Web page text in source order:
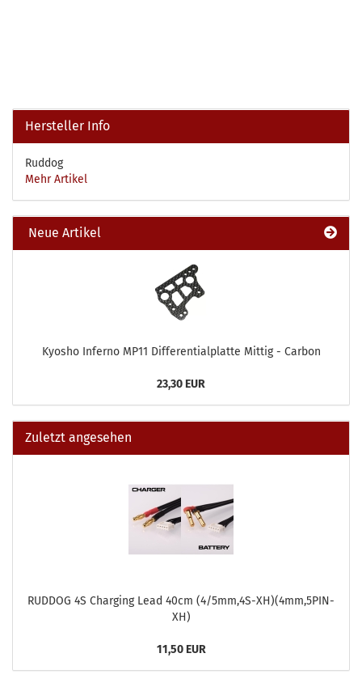
Hersteller Info
Ruddog
Mehr Artikel
Neue Artikel
Kyosho Inferno MP11 Differentialplatte Mittig - Carbon
23,30 EUR
Zuletzt angesehen
RUDDOG 4S Charging Lead 40cm (4/5mm,4S-XH)(4mm,5PIN-
XH)
11,50 EUR